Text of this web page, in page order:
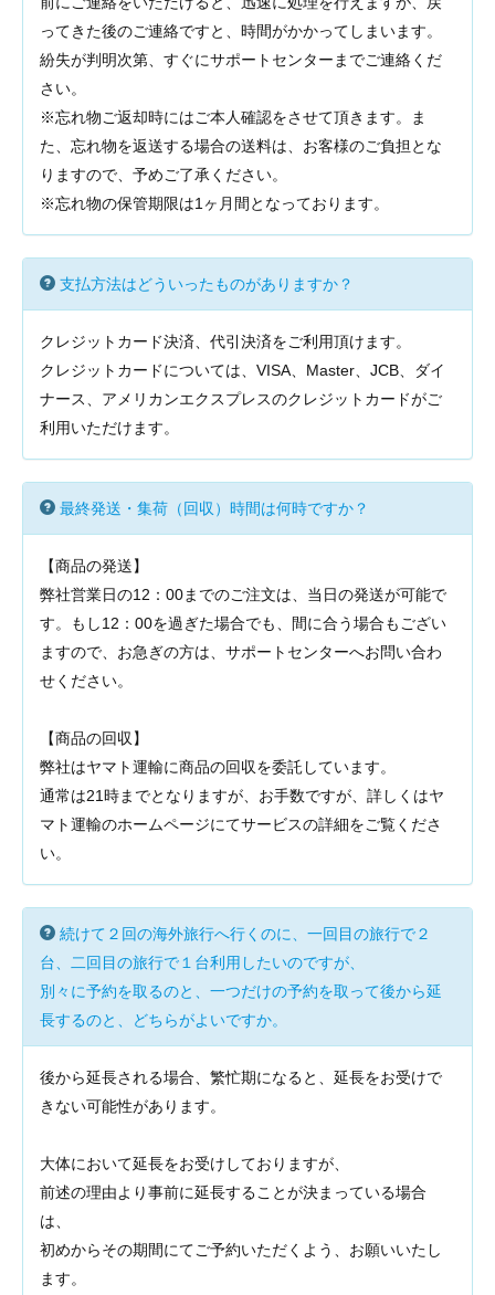
ってきた後のご連絡ですと、時間がかかってしまいます。
紛失が判明次第、すぐにサポートセンターまでご連絡くだ
さい。
※忘れ物ご返却時にはご本人確認をさせて頂きます。ま
た、忘れ物を返送する場合の送料は、お客様のご負担とな
りますので、予めご了承ください。
※忘れ物の保管期限は1ヶ月間となっております。
支払方法はどういったものがありますか？
クレジットカード決済、代引決済をご利用頂けます。
クレジットカードについては、VISA、Master、JCB、ダイ
ナース、アメリカンエクスプレスのクレジットカードがご
利用いただけます。
最終発送・集荷（回収）時間は何時ですか？
【商品の発送】
弊社営業日の12：00までのご注文は、当日の発送が可能で
す。もし12：00を過ぎた場合でも、間に合う場合もござい
ますので、お急ぎの方は、サポートセンターへお問い合わ
せください。
【商品の回収】
弊社はヤマト運輸に商品の回収を委託しています。
通常は21時までとなりますが、お手数ですが、詳しくはヤ
マト運輸のホームページにてサービスの詳細をご覧くださ
い。
続けて２回の海外旅行へ行くのに、一回目の旅行で２
台、二回目の旅行で１台利用したいのですが、
別々に予約を取るのと、一つだけの予約を取って後から延
長するのと、どちらがよいですか。
後から延長される場合、繁忙期になると、延長をお受けで
きない可能性があります。
大体において延長をお受けしておりますが、
前述の理由より事前に延長することが決まっている場合
は、
初めからその期間にてご予約いただくよう、お願いいたし
ます。